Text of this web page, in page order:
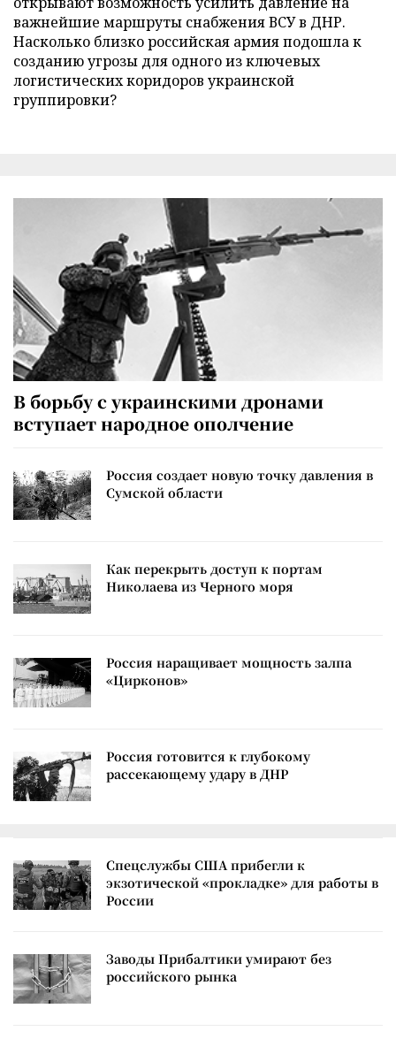
важнейшие маршруты снабжения ВСУ в ДНР.
Насколько близко российская армия подошла к
созданию угрозы для одного из ключевых
логистических коридоров украинской
группировки?
В борьбу с украинскими дронами
вступает народное ополчение
Россия создает новую точку давления в
Сумской области
Как перекрыть доступ к портам
Николаева из Черного моря
Россия наращивает мощность залпа
«Цирконов»
Россия готовится к глубокому
рассекающему удару в ДНР
Спецслужбы США прибегли к
экзотической «прокладке» для работы в
России
Заводы Прибалтики умирают без
российского рынка